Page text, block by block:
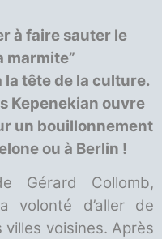
à faire sauter le
marmite”
la tête de la culture.
Kepenekian ouvre
un bouillonnement
ou à Berlin !
Gérard Collomb,
volonté d’aller de
villes voisines. Après